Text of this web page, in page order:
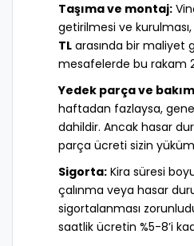
Taşıma ve montaj:
getirilmesi ve
TL arasında bir maliyet
mesafelerde bu rakam 2
Yedek parça ve
haftadan fazlaysa,
dahildir. Ancak hasar
parça ücreti sizin
Sigorta: Kira süresi
çalınma veya hasar
sigortalanması
saatlik ücretin %5-8’i